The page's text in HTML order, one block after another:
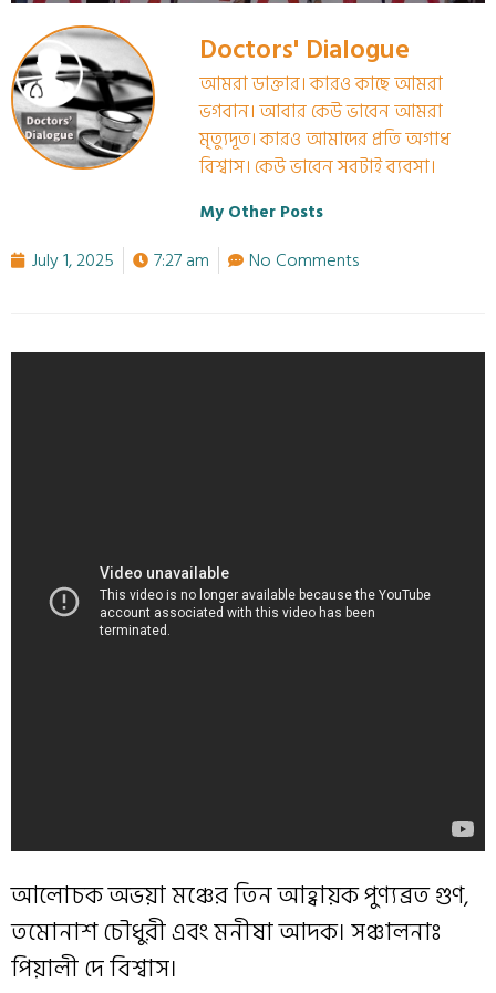
Doctors' Dialogue
আমরা ডাক্তার। কারও কাছে আমরা
ভগবান। আবার কেউ ভাবেন আমরা
মৃত্যুদূত। কারও আমাদের প্রতি অগাধ
বিশ্বাস। কেউ ভাবেন সবটাই ব্যবসা।
My Other Posts
July 1, 2025 7:27 am No Comments
আলোচক অভয়া মঞ্চের তিন আহ্বায়ক পুণ্যব্রত গুণ,
তমোনাশ চৌধুরী এবং মনীষা আদক। সঞ্চালনাঃ
পিয়ালী দে বিশ্বাস।